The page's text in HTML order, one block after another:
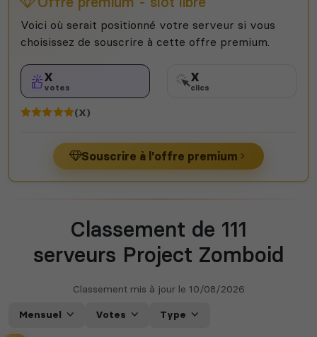
Voici où serait positionné votre serveur si vous
choisissez de souscrire à cette offre premium.
X
votes
X
clics
(X)
Souscrire à l'offre premium
Classement de 111
serveurs Project Zomboid
Classement mis à jour le 10/08/2026
Mensuel Votes Type